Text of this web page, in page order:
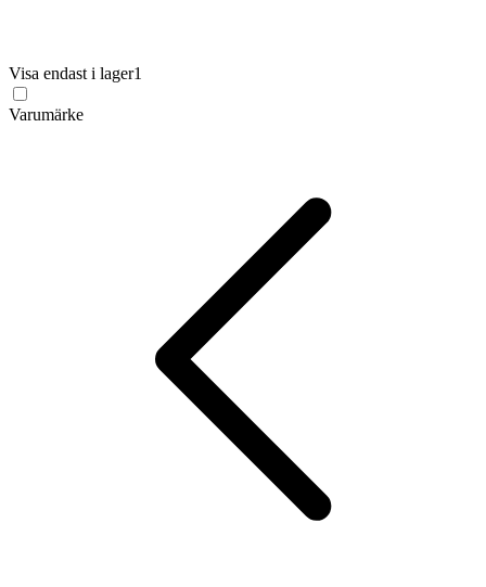
Visa endast i lager1
Varumärke